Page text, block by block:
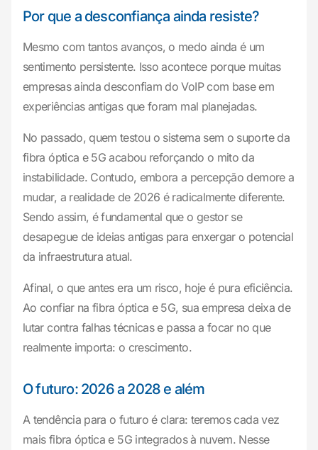
Por que a desconfiança ainda resiste?
Mesmo com tantos avanços, o medo ainda é um
sentimento persistente. Isso acontece porque muitas
empresas ainda desconfiam do VoIP com base em
experiências antigas que foram mal planejadas.
No passado, quem testou o sistema sem o suporte da
fibra óptica e 5G acabou reforçando o mito da
instabilidade. Contudo, embora a percepção demore a
mudar, a realidade de 2026 é radicalmente diferente.
Sendo assim, é fundamental que o gestor se
desapegue de ideias antigas para enxergar o potencial
da infraestrutura atual.
Afinal, o que antes era um risco, hoje é pura eficiência.
Ao confiar na fibra óptica e 5G, sua empresa deixa de
lutar contra falhas técnicas e passa a focar no que
realmente importa: o crescimento.
O futuro: 2026 a 2028 e além
A tendência para o futuro é clara: teremos cada vez
mais fibra óptica e 5G integrados à nuvem. Nesse